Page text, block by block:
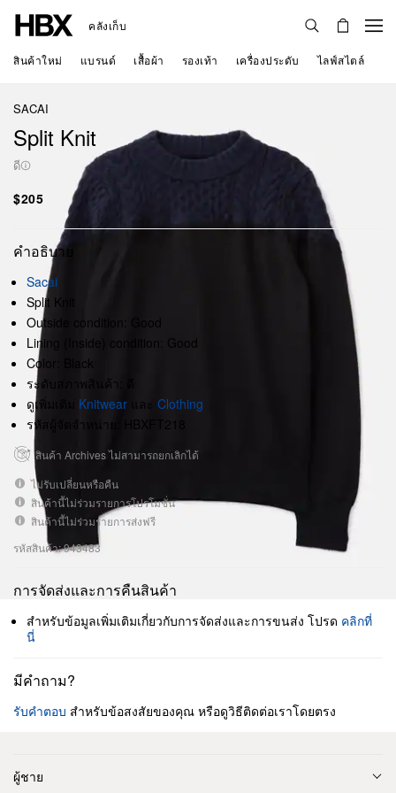
คลังเก็บ
สินค้าใหม่ แบรนด์ เสื้อผ้า รองเท้า เครื่องประดับ ไลฟ์สไตล์
SACAI
Split Knit
ดี
$205
คำอธิบาย
Sacai
Split Knit
Outside condition: Good
Lining (Inside) condition: Good
Color: Black
ระดับสภาพสินค้า: ดี
ดูเพิ่มเติม Knitwear และ Clothing
รหัสผู้จัดจำหน่าย: HBXFT218
สินค้า Archives ไม่สามารถยกเลิกได้
ไม่รับเปลี่ยนหรือคืน
สินค้านี้ไม่ร่วมรายการโปรโมชั่น
สินค้านี้ไม่ร่วมรายการส่งฟรี
รหัสสินค้า: 943483
การจัดส่งและการคืนสินค้า
สำหรับข้อมูลเพิ่มเติมเกี่ยวกับการจัดส่งและการขนส่ง โปรด คลิกที่
นี่
มีคำถาม?
รับคำตอบ สำหรับข้อสงสัยของคุณ หรือดูวิธีติดต่อเราโดยตรง
ผู้ชาย